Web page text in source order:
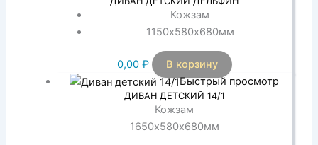
Кожзам
1150х580х680мм
0,00 ₽
В корзину
Быстрый просмотр
ДИВАН ДЕТСКИЙ 14/1
Кожзам
1650х580х680мм